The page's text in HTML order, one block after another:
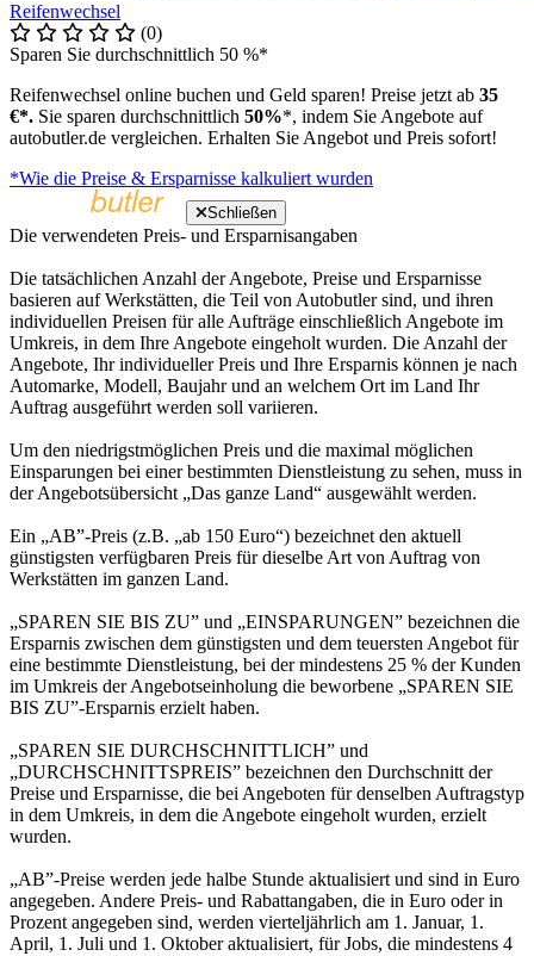
Reifenwechsel
(0)
Sparen Sie durchschnittlich 50 %*
Reifenwechsel online buchen und Geld sparen! Preise jetzt ab 35
€*. Sie sparen durchschnittlich 50%*, indem Sie Angebote auf
autobutler.de vergleichen. Erhalten Sie Angebot und Preis sofort!
*Wie die Preise & Ersparnisse kalkuliert wurden
Schließen
Die verwendeten Preis- und Ersparnisangaben
Die tatsächlichen Anzahl der Angebote, Preise und Ersparnisse
basieren auf Werkstätten, die Teil von Autobutler sind, und ihren
individuellen Preisen für alle Aufträge einschließlich Angebote im
Umkreis, in dem Ihre Angebote eingeholt wurden. Die Anzahl der
Angebote, Ihr individueller Preis und Ihre Ersparnis können je nach
Automarke, Modell, Baujahr und an welchem Ort im Land Ihr
Auftrag ausgeführt werden soll variieren.
Um den niedrigstmöglichen Preis und die maximal möglichen
Einsparungen bei einer bestimmten Dienstleistung zu sehen, muss in
der Angebotsübersicht „Das ganze Land“ ausgewählt werden.
Ein „AB”-Preis (z.B. „ab 150 Euro“) bezeichnet den aktuell
günstigsten verfügbaren Preis für dieselbe Art von Auftrag von
Werkstätten im ganzen Land.
„SPAREN SIE BIS ZU” und „EINSPARUNGEN” bezeichnen die
Ersparnis zwischen dem günstigsten und dem teuersten Angebot für
eine bestimmte Dienstleistung, bei der mindestens 25 % der Kunden
im Umkreis der Angebotseinholung die beworbene „SPAREN SIE
BIS ZU”-Ersparnis erzielt haben.
„SPAREN SIE DURCHSCHNITTLICH” und
„DURCHSCHNITTSPREIS” bezeichnen den Durchschnitt der
Preise und Ersparnisse, die bei Angeboten für denselben Auftragstyp
in dem Umkreis, in dem die Angebote eingeholt wurden, erzielt
wurden.
„AB”-Preise werden jede halbe Stunde aktualisiert und sind in Euro
angegeben. Andere Preis- und Rabattangaben, die in Euro oder in
Prozent angegeben sind, werden vierteljährlich am 1. Januar, 1.
April, 1. Juli und 1. Oktober aktualisiert, für Jobs, die mindestens 4